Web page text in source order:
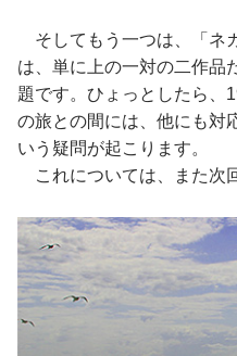
そしてもう一つは、「ネ
は、単に上の一対の二作品
題です。ひょっとしたら、
の旅との間には、他にも対
いう疑問が起こります。
これについては、また次